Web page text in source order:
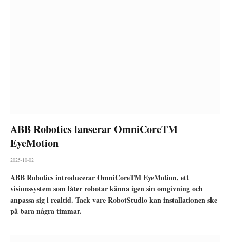
ABB Robotics lanserar OmniCoreTM
EyeMotion
2025-10-02
ABB Robotics introducerar OmniCoreTM EyeMotion, ett
visionssystem som låter robotar känna igen sin omgivning och
anpassa sig i realtid. Tack vare RobotStudio kan installationen ske
på bara några timmar.